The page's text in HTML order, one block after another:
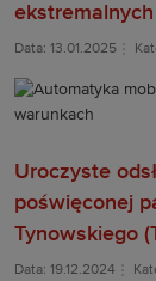
Data: 13.01.2025
Uroczyste
poświęconej
Tynowskiego
Data: 19.12.2024